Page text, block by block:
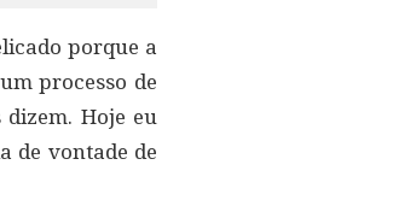
porque a
processo de
Hoje eu
de vontade de